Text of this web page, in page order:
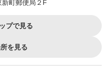
町郵便局２F
プで見る
を見る